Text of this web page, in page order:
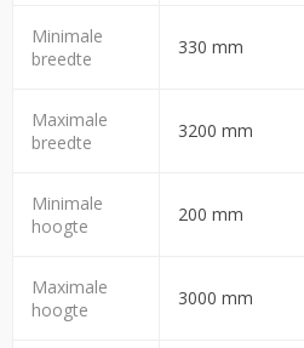
Minimale
breedte
330 mm
Maximale
breedte
3200 mm
Minimale
hoogte
200 mm
Maximale
hoogte
3000 mm